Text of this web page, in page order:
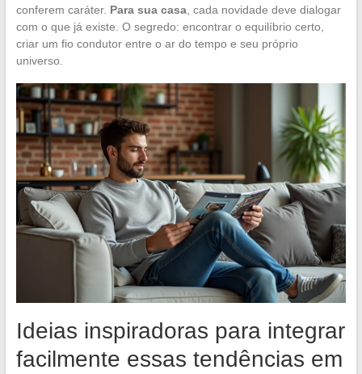
conferem caráter. Para sua casa, cada novidade deve dialogar
com o que já existe. O segredo: encontrar o equilíbrio certo,
criar um fio condutor entre o ar do tempo e seu próprio
universo.
Ideias inspiradoras para integrar
facilmente essas tendências em